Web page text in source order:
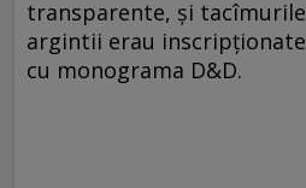
transparente, şi tacîmurile
argintii erau inscripţionate
cu monograma D&D.